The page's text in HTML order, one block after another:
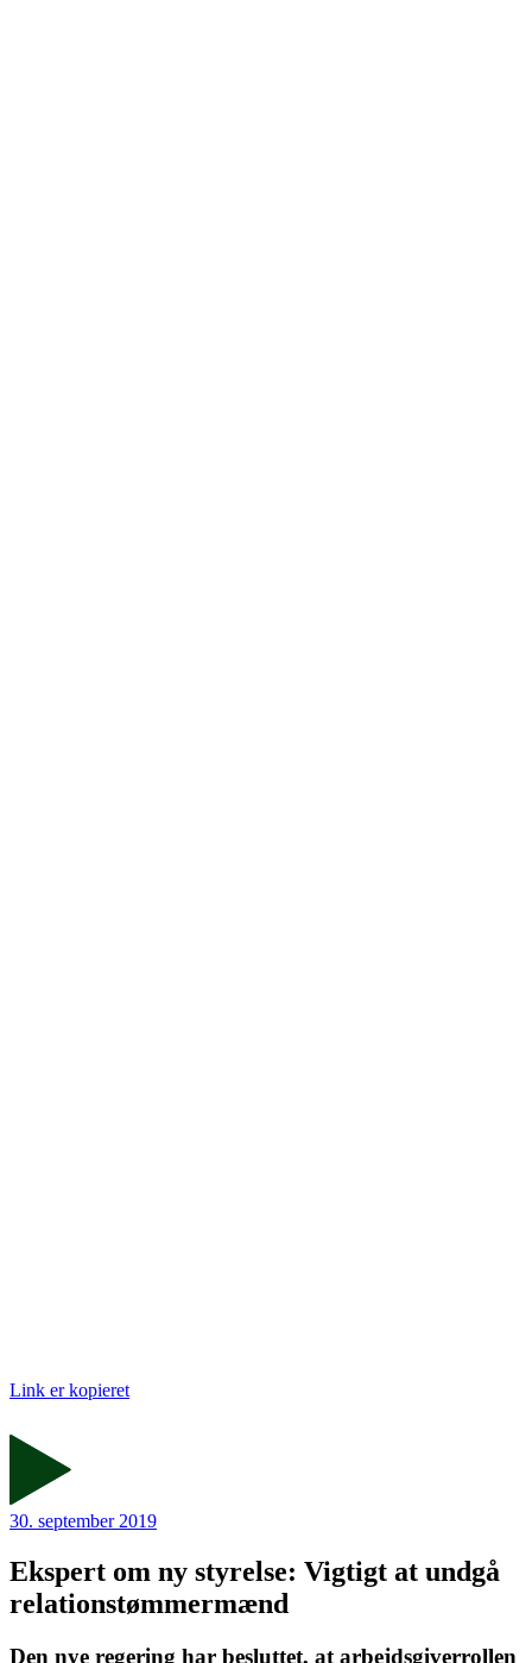
Link er kopieret
30. september 2019
Ekspert om ny styrelse: Vigtigt at undgå
relations­tømmermænd
Den nye regering har besluttet, at arbejdsgiverrollen